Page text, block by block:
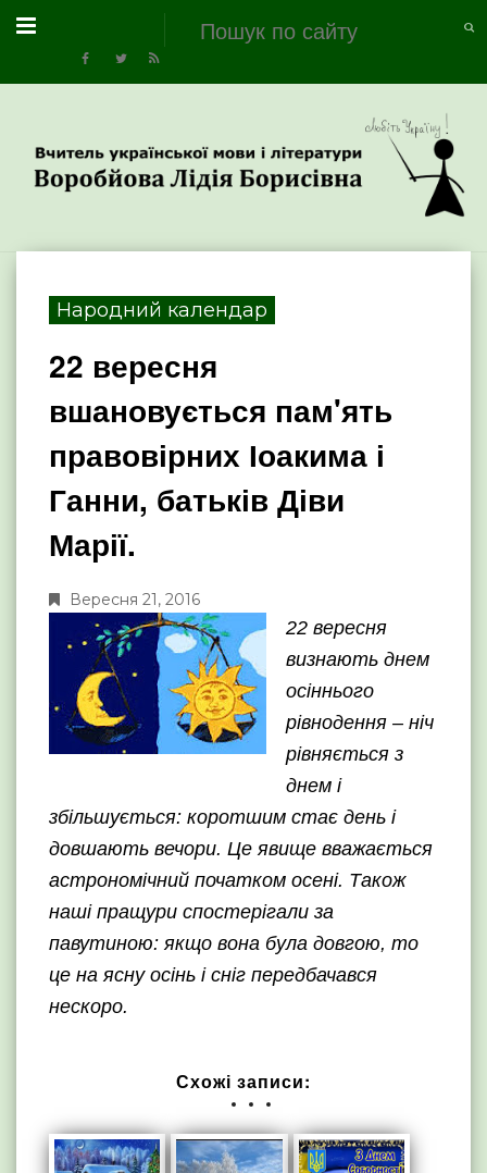
Народний календар
22 вересня
вшановується пам'ять
правовірних Іоакима і
Ганни, батьків Діви
Марії.
Вересня 21, 2016
22 вересня
визнають днем
осіннього
рівнодення – ніч
рівняється з
днем і
збільшується: коротшим стає день і
довшають вечори. Це явище вважається
астрономічний початком осені. Також
наші пращури спостерігали за
павутиною: якщо вона була довгою, то
це на ясну осінь і сніг передбачався
нескоро.
Схожі записи: